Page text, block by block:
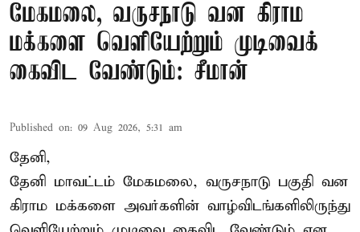
மேகமலை, வருசநாடு வன கிராம
மக்களை வெளியேற்றும் முடிவைக்
கைவிட வேண்டும்: சீமான்
Published on: 09 Aug 2026, 5:31 am
தேனி,
தேனி மாவட்டம் மேகமலை, வருசநாடு பகுதி வன
கிராம மக்களை அவர்களின் வாழ்விடங்களிலிருந்து